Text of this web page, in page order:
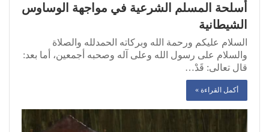
أسلحة المسلم الشرعية في مواجهة الوساوس
الشيطانية
السلام عليكم ورحمة الله وبركاته الحمدلله والصلاة
والسلام على رسول الله وعلى آله وصحبه أجمعين، أما بعد:
قال تعالى: قَدْ…
أكمل القراءة »